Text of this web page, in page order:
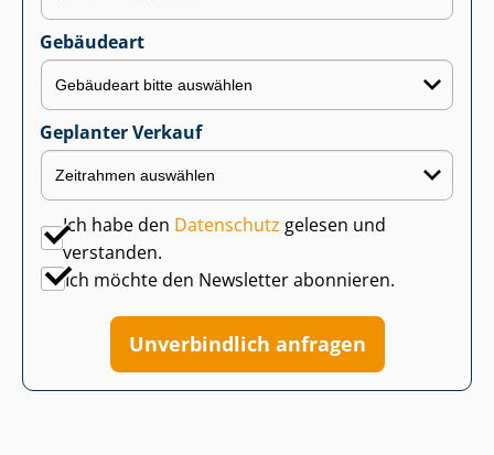
Gebäudeart
Geplanter Verkauf
Ich habe den Datenschutz gelesen und
verstanden.
Ich möchte den Newsletter abonnieren.
Unverbindlich anfragen